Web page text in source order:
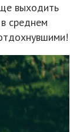
выходить
среднем